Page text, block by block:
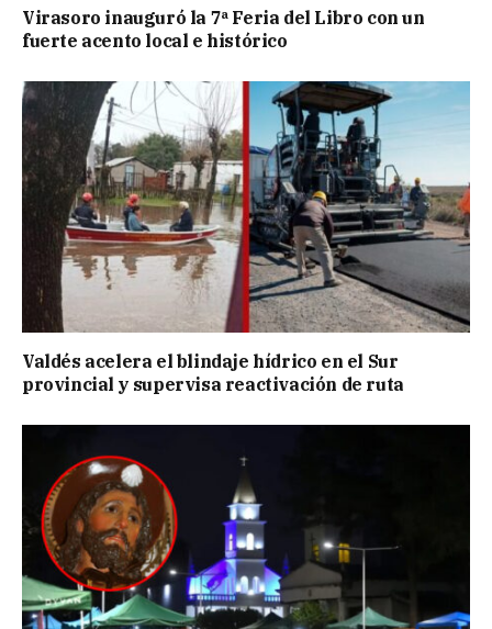
Virasoro inauguró la 7ª Feria del Libro con un
fuerte acento local e histórico
Valdés acelera el blindaje hídrico en el Sur
provincial y supervisa reactivación de ruta